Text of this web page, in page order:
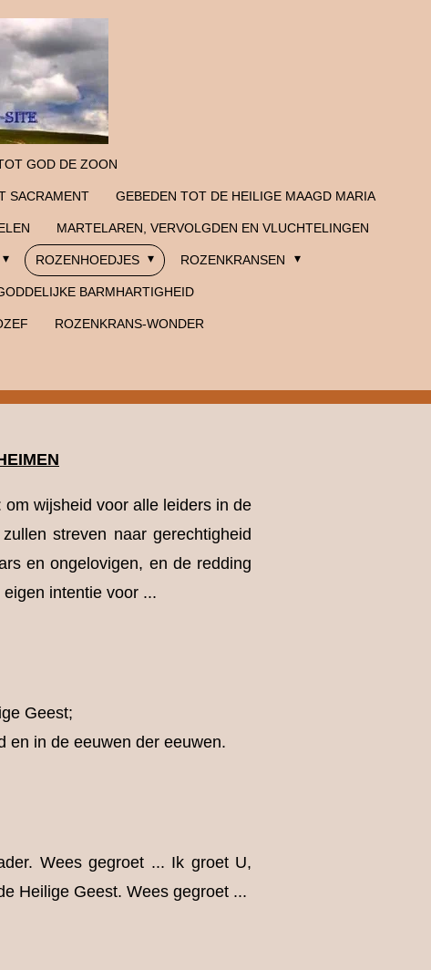
GOD DE ZOON
SACRAMENT GEBEDEN TOT DE HEILIGE MAAGD MARIA
MARTELAREN, VERVOLGDEN EN VLUCHTELINGEN
ROZENHOEDJES ROZENKRANSEN
BARMHARTIGHEID
ROZENKRANS-WONDER
wijsheid voor alle leiders in de
streven naar gerechtigheid
en ongelovigen, en de redding
intentie voor ...
Geest;
en in de eeuwen der eeuwen.
Wees gegroet ... Ik groet U,
Heilige Geest. Wees gegroet ...